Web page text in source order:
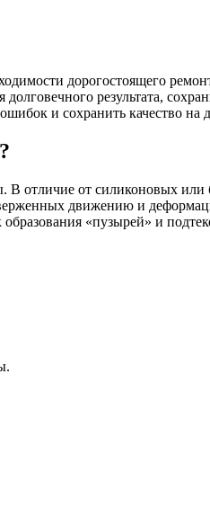
дорогостоящего
результата,
и сохранить качество на
В отличие от силиконовых или
движению и
«пузырей» и